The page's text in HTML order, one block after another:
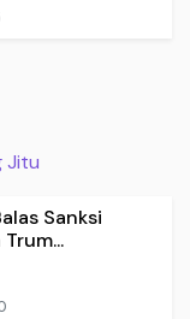
Jitu
Sanksi